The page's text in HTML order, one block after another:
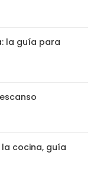
la guía para
cocina, guía